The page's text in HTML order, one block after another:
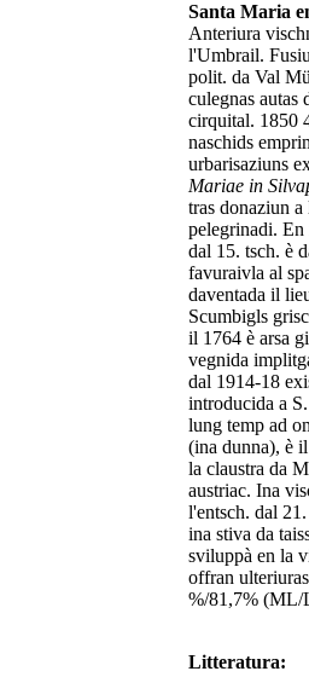
Santa Maria
Anteriura
l'Umbrail.
polit. da Val
culegnas autas
cirquital. 1850
naschids
urbarisaziuns
Mariae in
tras donaziun
pelegrinadi.
dal 15. tsch. è
favuraivla al
daventada il
Scumbigls
il 1764 è arsa
vegnida
dal 1914-18
introducida a
lung temp ad
(ina dunna), è
la claustra da
austriac. Ina
l'entsch. dal
ina stiva da
sviluppà en la
offran
%/81,7% (ML/
Litteratura: